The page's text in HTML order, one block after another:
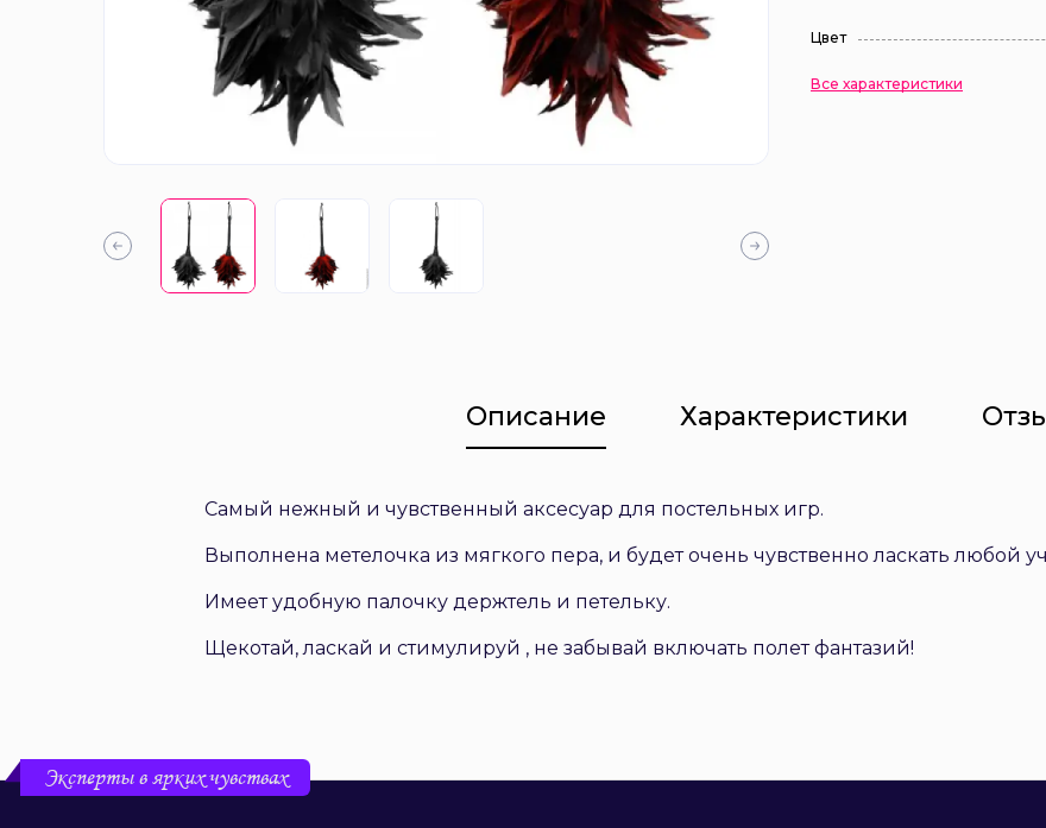
Цвет
Все характеристики
Описание Характеристики
Самый нежный и чувственный аксесуар для постельных игр.
Выполнена метелочка из мягкого пера, и будет очень чувственно ласкать любой
Имеет удобную палочку держтель и петельку.
Щекотай, ласкай и стимулируй , не забывай включать полет фантазий!
Эксперты в ярких чувствах